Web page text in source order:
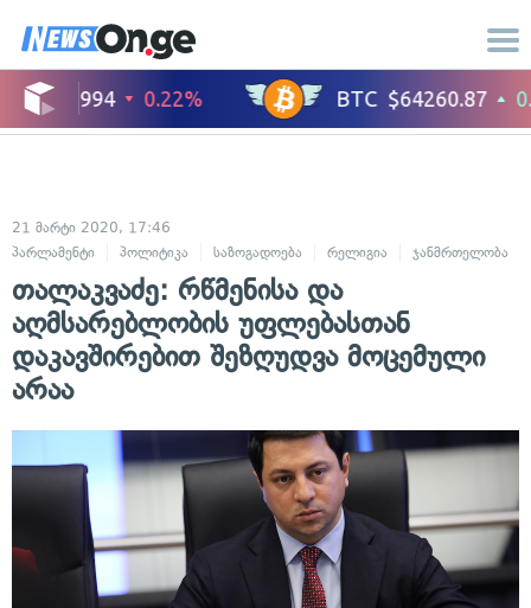
21 მარტი 2020, 17:46
პარლამენტი
პოლიტიკა საზოგადოება რელიგია ჯანმრთელობა
თალაკვაძე: რწმენისა და
აღმსარებლობის უფლებასთან
დაკავშირებით შეზღუდვა მოცემული
არაა